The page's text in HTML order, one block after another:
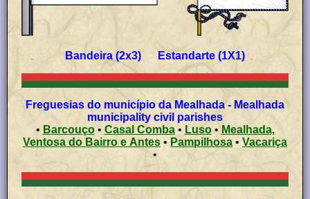
Bandeira (2x3) Estandarte (1X1)
Freguesias do município da Mealhada - Mealhada
municipality civil parishes
• Barcouço• Casal Comba• Luso• Mealhada,
Ventosa do Bairro e Antes •Pampilhosa • Vacariça
•